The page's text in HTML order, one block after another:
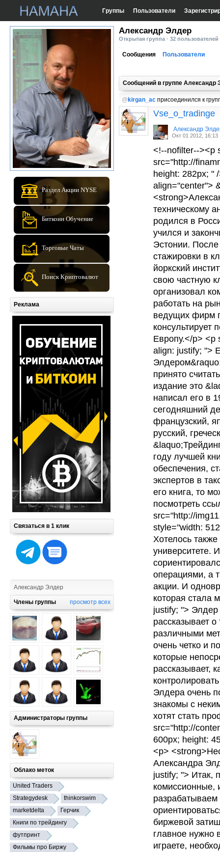
Группы Пользователи
Раздел Акции NYSE
Биткоин Обучение
Торговые Чаты
Поиск Криптовалют
Реклама
Связаться в 1 клик
Александр Элдер
Члены группы просмотр всех
Администраторы группы
Облако меток
United Traders
Strategydesk
thinkorswim
marketdelta
Герчик
Книги по трейдингу
футпринт
Фильмы про Биржу
Александр Элдер
Открытая группа · 32
Сообщения Пользователи
Сообщений в группе Александр
@ kirgan_ac присоединился к
Vse_o_tradinge
Александр
Окт 01 2012, 16:13
<!--nofilter--><p
src="http://
height: 282px; "
align="center">
техническому
родился в
учился и
Эстонии.
стажировки в
йоркский
свою частную
организовал
работать на
ведущих фирм
Европу.</p> <p
align: justify; ">
принято
издание это
написал его в
сегодняшний
французский,
русский,
году лучшей
обеспечения,
экспертов в
его книга, то
посмотреть
src="http://
style="width:
Хотелось
университете.
операциями, а
акции. И
которая стала
justify; "> Элдер
рассказывает
различными
очень четко и
которые
рассказывает,
Элдера очень
знакомы с
хотят стать
src="http://
600px; height:
<p>
Александра
justify; "> Итак,
комиссионные,
разрабатываем
биржевой
главное нужно
играете,